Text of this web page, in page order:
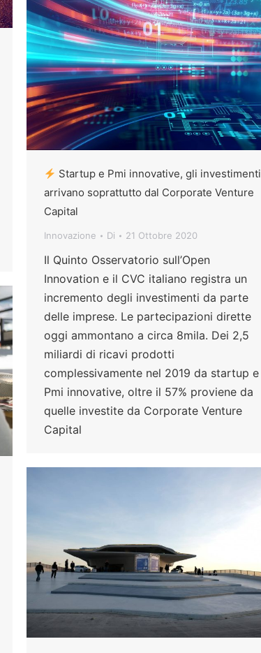
Startup e Pmi innovative, gli investimenti
arrivano soprattutto dal Corporate Venture
Capital
Innovazione Di 21 Ottobre 2020
Il Quinto Osservatorio sull’Open
Innovation e il CVC italiano registra un
incremento degli investimenti da parte
delle imprese. Le partecipazioni dirette
oggi ammontano a circa 8mila. Dei 2,5
miliardi di ricavi prodotti
complessivamente nel 2019 da startup e
Pmi innovative, oltre il 57% proviene da
quelle investite da Corporate Venture
Capital